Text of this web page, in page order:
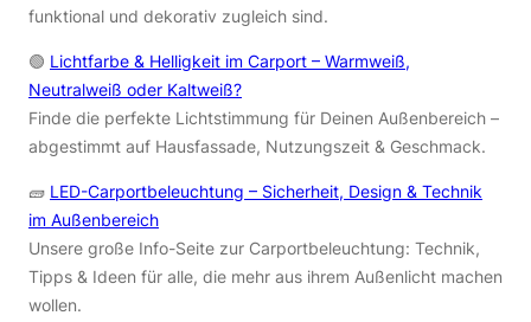
funktional und dekorativ zugleich sind.
🟢 Lichtfarbe & Helligkeit im Carport – Warmweiß,
Neutralweiß oder Kaltweiß?
Finde die perfekte Lichtstimmung für Deinen Außenbereich –
abgestimmt auf Hausfassade, Nutzungszeit & Geschmack.
🧱 LED-Carportbeleuchtung – Sicherheit, Design & Technik
im Außenbereich
Unsere große Info-Seite zur Carportbeleuchtung: Technik,
Tipps & Ideen für alle, die mehr aus ihrem Außenlicht machen
wollen.